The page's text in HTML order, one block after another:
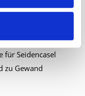
für Seidencasel
zu Gewand